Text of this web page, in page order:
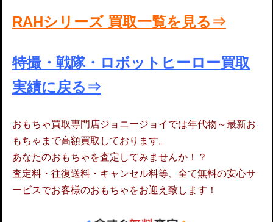
RAHシリーズ 買取一覧を見る⇒
特撮・戦隊・ロボットヒーロー買取
実績に戻る⇒
おもちゃ買取専門店ジョニージョイでは年代物～最新お
もちゃまで高額買取しております。
あなたのおもちゃを査定してみませんか！？
査定料・往復送料・キャンセル料等、全て無料の安心サ
ービスでお客様のおもちゃをお迎え致します！